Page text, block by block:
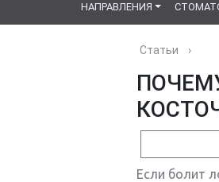
НАПРАВЛЕНИЯ
Статьи ›
Если болит